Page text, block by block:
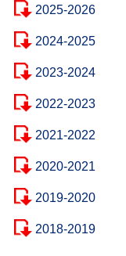
2025-2026
2024-2025
2023-2024
2022-2023
2021-2022
2020-2021
2019-2020
2018-2019